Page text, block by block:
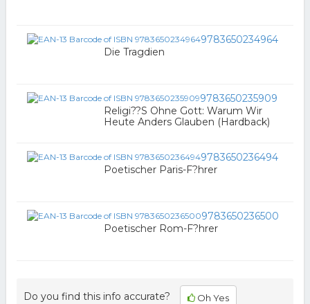
9783650234964
Die Tragdien
9783650235909
Religi??S Ohne Gott: Warum Wir
Heute Anders Glauben (Hardback)
9783650236494
Poetischer Paris-F?hrer
9783650236500
Poetischer Rom-F?hrer
Do you find this info accurate? Oh Yes